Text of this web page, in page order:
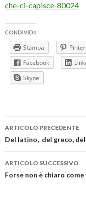
che-ci-capisce-80024
CONDIVIDI:
Stampa
Facebook
Skype
Navigazione
articolo
ARTICOLO PRECEDENTE
Del latino, del greco,
ARTICOLO SUCCESSIVO
Forse non è chiaro